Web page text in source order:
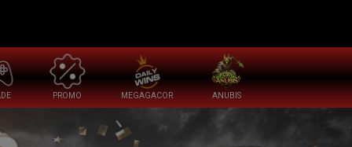
PROMO MEGAGACOR ANUBIS